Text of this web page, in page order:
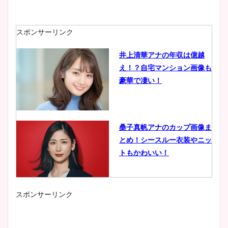
スポンサーリンク
井上清華アナの年収は億越
え！？自宅マンション画像も
豪華で凄い！
桑子真帆アナのカップ画像ま
とめ！シースルー衣装やニッ
トもかわいい！
スポンサーリンク